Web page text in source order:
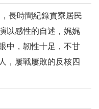
長時間紀錄貢寮居民
以感性的自述，娓娓
中，韌性十足，不甘
，屢戰屢敗的反核四